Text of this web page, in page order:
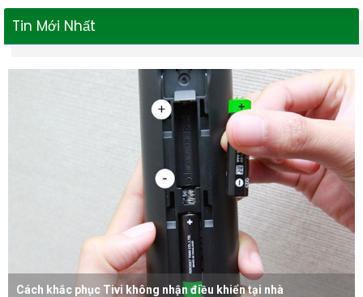
Tin Mới Nhất
Cách khắc phục Tivi không nhận điều khiển tại nhà